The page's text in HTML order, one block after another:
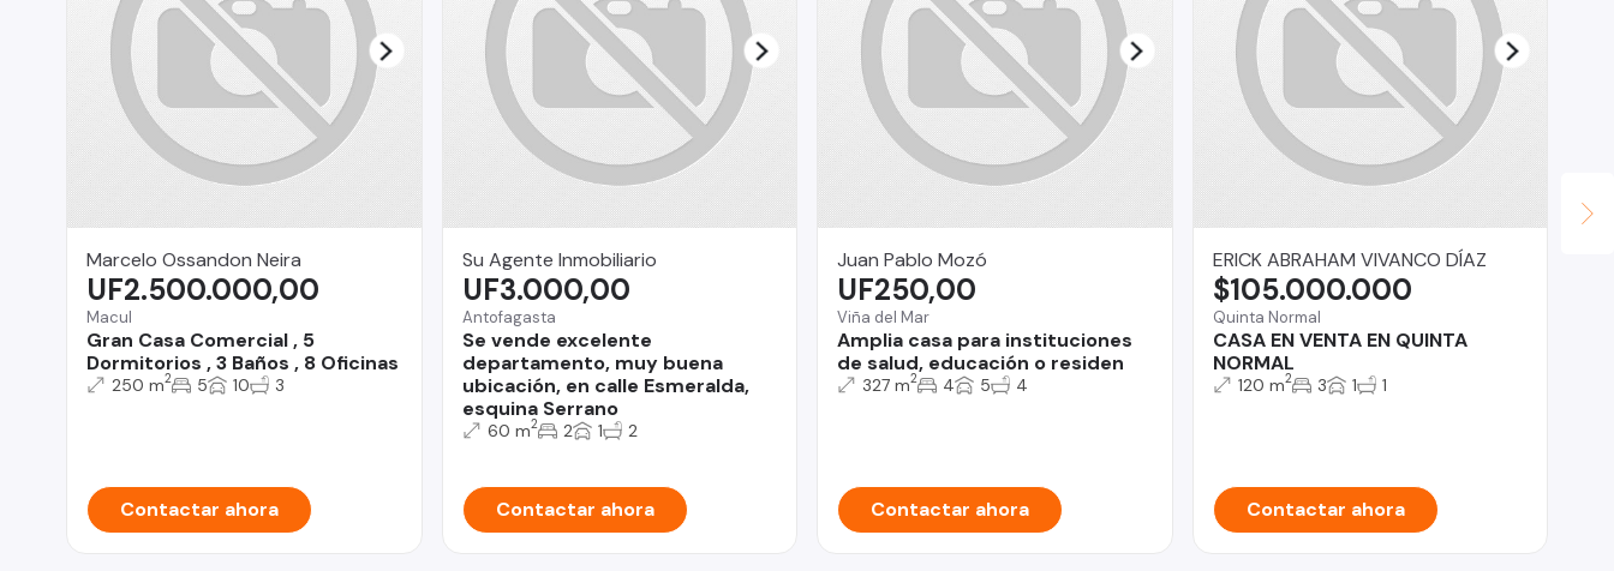
Marcelo Ossandon Neira
Macul
Gran Casa Comercial , 5
Dormitorios , 3 Baños , 8 Oficinas
UF2.500.000,00
250 m2 5 10 3
Contactar ahora
Su Agente Inmobiliario
Antofagasta
Se vende excelente
departamento, muy buena
ubicación, en calle Esmeralda,
esquina Serrano
UF3.000,00
60 m2 2 1 2
Contactar ahora
Juan Pablo Mozó
Viña del Mar
Amplia casa para instituciones
de salud, educación o residen
UF250,00
327 m2 4 5 4
Contactar ahora
ERICK ABRAHAM VIVANCO DÍAZ
Quinta Normal
CASA EN VENTA EN QUINTA
NORMAL
$105.000.000
120 m2 3 1 1
Contactar ahora